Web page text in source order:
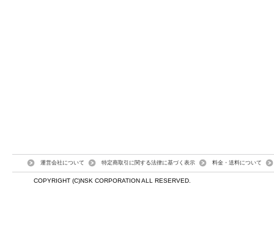
運営会社について 特定商取引に関する法律に基づく表示 料金・送料について
COPYRIGHT (C)NSK CORPORATION ALL RESERVED.